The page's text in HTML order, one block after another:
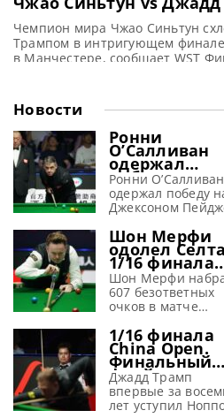
Чемпион мира Чжао Синьтун
Трампом в интригующем
в Манчестере, сообщает WST
когда Джадд Трамп сразится с
чемпионский титул.
игроком планеты и
обещает быть захватывающим и
Новости
Ронни
О’Салливан
одержал
победу во
второй день
China Open
2026 и
1/8 финала
Ронни О’Салливан
одержал победу
Джексоном
турнире China
2026, сообщает
Несмотря на не
самый уверенный
старт, Ронни
О’Салливан
первом матче на
турнире China
2026. Встреча,
ставшая для него
35-й подряд в
высшем
Шон Мерфи
одолел
1/16 финала
турнира в
Тайюане,
установив
новый рекорд
Шон Мерфи
607 безответных
очков в матче
Селта, разгромив
его со счетом 6-0 и
выйдя в 1/8
на турнире China
Open 2026,
сообщает WST
1/16 финала
China Open.
Финальный
фрейм матча
Джадд
vs Ноппон
Джадд Трамп
впервые за
лет уступил